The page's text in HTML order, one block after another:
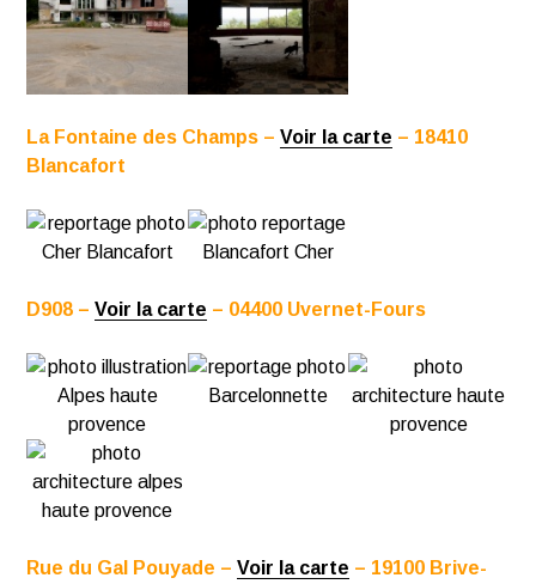
La Fontaine des Champs –Voir la carte – 18410
Blancafort
D908 –Voir la carte – 04400 Uvernet-Fours
Rue du Gal Pouyade –Voir la carte – 19100 Brive-